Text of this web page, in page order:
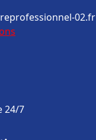
02.fr
24/7